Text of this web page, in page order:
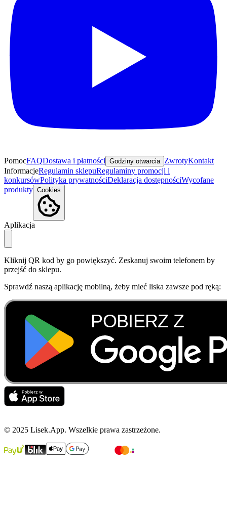
PomocFAQDostawa i płatności Godziny otwarcia ZwrotyKontakt
InformacjeRegulamin sklepuRegulaminy promocji i
konkursówPolityka prywatnościDeklaracja dostępnościWycofane
produkty Cookies
Aplikacja
Kliknij QR kod by go powiększyć. Zeskanuj swoim telefonem by
przejść do sklepu.
Sprawdź naszą aplikację mobilną, żeby mieć liska zawsze pod ręką:
© 2025 Lisek.App. Wszelkie prawa zastrzeżone.